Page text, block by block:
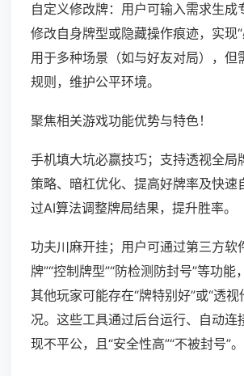
自定义修改牌：用户可输入需求生成
修改自身牌型或隐藏操作痕迹，实现
用于多种场景（如与好友对局），但
规则，维护公平环境。
聚焦相关游戏功能优势与特色！
手机填大坑必赢技巧；支持透视全局
策略、暗杠优化、提高好牌率及快速
过AI算法调整牌局结果，提升胜率。
功夫川麻开挂；用户可通过第三方软
牌”“控制牌型”“防检测防封号”等功
其他玩家可能存在“牌特别好”或“透视
况。这些工具通过后台运行、自动连
现不平公，且“安全性高”“不被封号”。